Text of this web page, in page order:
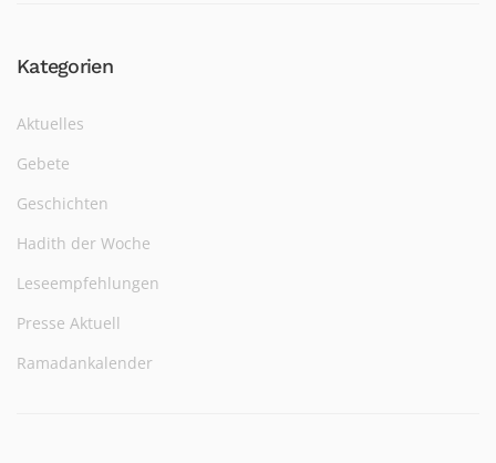
Kategorien
Aktuelles
Gebete
Geschichten
Hadith der Woche
Leseempfehlungen
Presse Aktuell
Ramadankalender